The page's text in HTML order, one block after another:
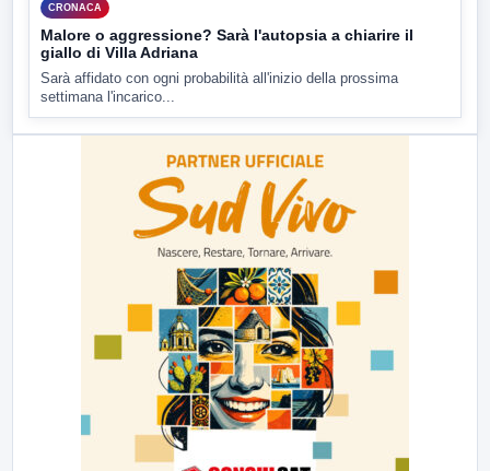
CRONACA
Malore o aggressione? Sarà l'autopsia a chiarire il
giallo di Villa Adriana
Sarà affidato con ogni probabilità all'inizio della prossima
settimana l'incarico...